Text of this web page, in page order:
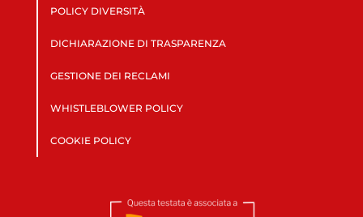
POLICY DIVERSITÀ
DICHIARAZIONE DI TRASPARENZA
GESTIONE DEI RECLAMI
WHISTLEBLOWER POLICY
COOKIE POLICY